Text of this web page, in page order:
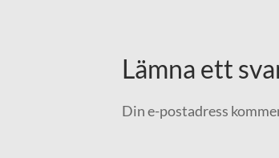
Lämna ett
Din e-postadress